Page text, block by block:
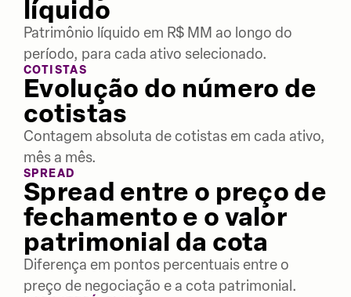
líquido
Patrimônio líquido em R$ MM ao longo do
período, para cada ativo selecionado.
COTISTAS
Evolução do número de
cotistas
Contagem absoluta de cotistas em cada ativo,
mês a mês.
SPREAD
Spread entre o preço de
fechamento e o valor
patrimonial da cota
Diferença em pontos percentuais entre o
preço de negociação e a cota patrimonial.